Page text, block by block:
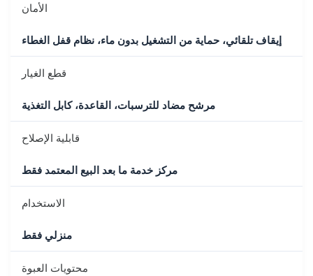
الأمان
إيقاف تلقائي، حماية من التشغيل بدون ماء، نظام قفل الغطاء
قطع الغيار
مرشح مضاد للترسبات، القاعدة، كابل التغذية
قابلية الإصلاح
مركز خدمة ما بعد البيع المعتمد فقط
الاستخدام
منزلي فقط
محتويات العبوة